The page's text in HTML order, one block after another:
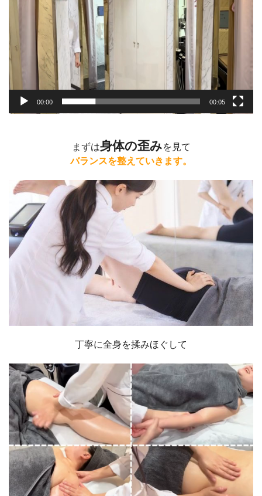
00:00 00:05
まずは身体の歪みを見て
バランスを整えていきます。
丁寧に全身を揉みほぐして
動
画
プ
レ
ー
ヤ
ー